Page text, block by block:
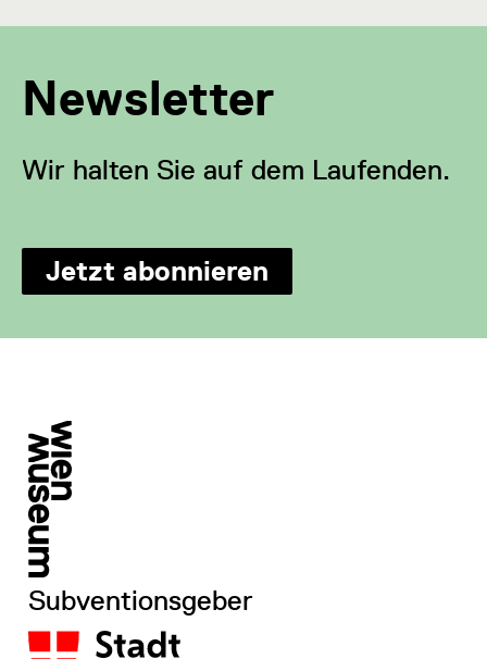
Newsletter
Wir halten Sie auf dem Laufenden.
Jetzt abonnieren
Subventionsgeber